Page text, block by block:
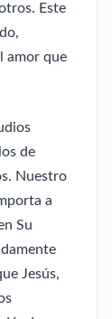
Este
amor que
de
Nuestro
a
Su
Jesús,